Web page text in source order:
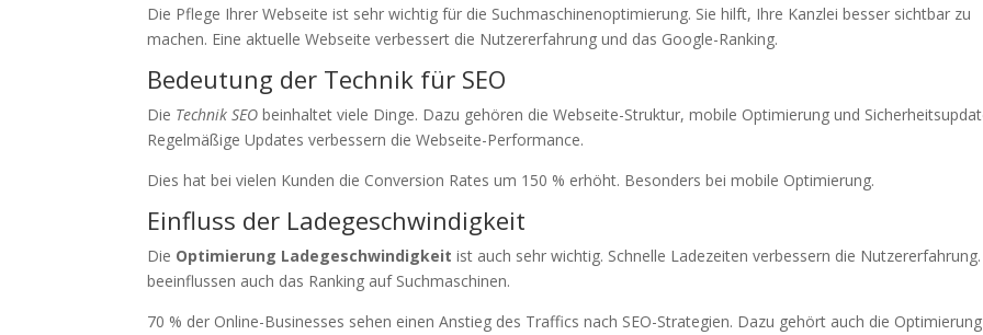
Die Pflege Ihrer Webseite ist sehr wichtig für die Suchmaschinenoptimierung. Sie hilft, Ihre Kanzlei besser sichtbar zu
machen. Eine aktuelle Webseite verbessert die Nutzererfahrung und das Google-Ranking.
Bedeutung der Technik für SEO
Die Technik SEO beinhaltet viele Dinge. Dazu gehören die Webseite-Struktur, mobile Optimierung und
Regelmäßige Updates verbessern die Webseite-Performance.
Dies hat bei vielen Kunden die Conversion Rates um 150 % erhöht. Besonders bei mobile Optimierung.
Einfluss der Ladegeschwindigkeit
Die Optimierung Ladegeschwindigkeit ist auch sehr wichtig. Schnelle Ladezeiten verbessern die
beeinflussen auch das Ranking auf Suchmaschinen.
70 % der Online-Businesses sehen einen Anstieg des Traffics nach SEO-Strategien. Dazu gehört auch die